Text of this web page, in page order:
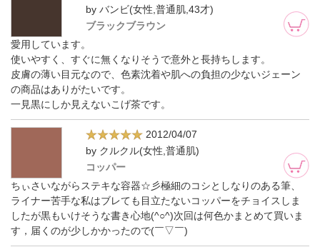
by バンビ(女性,普通肌,43才)
ブラックブラウン
愛用しています。
使いやすく、すぐに無くなりそうで意外と長持ちします。
皮膚の薄い目元なので、色素沈着や肌への負担の少ないジェーン
の商品はありがたいです。
一見黒にしか見えないこげ茶です。
2012/04/07
by クルクル(女性,普通肌)
コッパー
ちぃさいながらステキな容器☆彡極細のコシとしなりのある筆、
ライナー苦手な私はブレても目立たないコッパーをチョイスしま
したが黒もいけそうな書き心地(^○^)次回は何色かまとめて買いま
す，届くのが少しかかったので(￣▽￣)